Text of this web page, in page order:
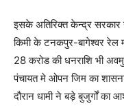
इसके अतिरिक्त केन्द्र सरकार
किमी के टनकपुर-बागेश्वर रेल
28 करोड की धनराशि भी
पंचायत मे ओपन जिम का
दौरान धामी ने बड़े बुजुर्गों का